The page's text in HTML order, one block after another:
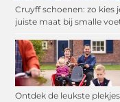
Cruyff schoenen: zo kies
juiste maat bij smalle
Ontdek de leukste